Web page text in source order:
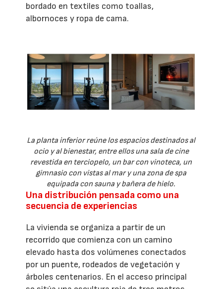
bordado en textiles como toallas,
albornoces y ropa de cama.
La planta inferior reúne los espacios destinados al
ocio y al bienestar, entre ellos una sala de cine
revestida en terciopelo, un bar con vinoteca, un
gimnasio con vistas al mar y una zona de spa
equipada con sauna y bañera de hielo.
Una distribución pensada como una
secuencia de experiencias
La vivienda se organiza a partir de un
recorrido que comienza con un camino
elevado hasta dos volúmenes conectados
por un puente, rodeados de vegetación y
árboles centenarios. En el acceso principal